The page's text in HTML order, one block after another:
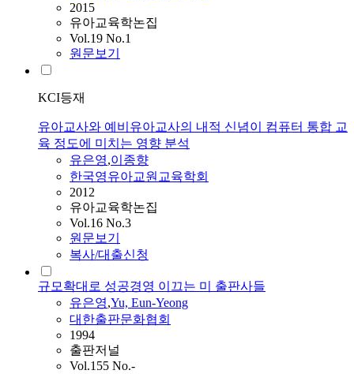
2015
유아교육학논집
Vol.19 No.1
원문보기
KCI등재
유아교사와 예비유아교사의 내적 신념이 컴퓨터 통합 교
육 정도에 미치는 영향 분석
유은영,이종향
한국영유아교원교육학회
2012
유아교육학논집
Vol.16 No.3
원문보기
복사/대출신청
규모확대로 성공경영 이끄는 미 출판사들
유은영,Yu, Eun-Yeong
대한출판문화협회
1994
출판저널
Vol.155 No.-